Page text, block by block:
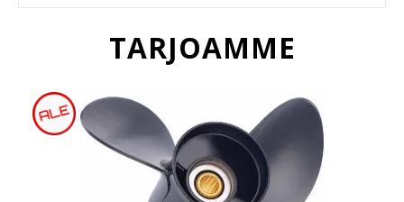
TARJOAMME